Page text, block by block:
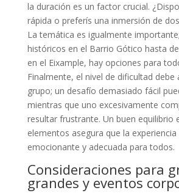
la duración es un factor crucial.
rápida o preferís una inmersión de
La temática es igualmente
históricos en el Barrio Gótico hasta
en el Eixample, hay opciones para
Finalmente, el nivel de dificultad debe
grupo; un desafío demasiado fácil
mientras que uno excesivamente
resultar frustrante. Un buen equilibrio
elementos asegura que la experiencia
emocionante y adecuada para todos.
Consideraciones para
grandes y eventos